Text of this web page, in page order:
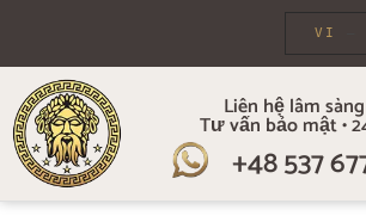
VI
Liên hệ lâm sàng
Tư vấn bảo mật •
+48 537